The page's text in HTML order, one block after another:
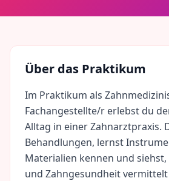
Über das Praktikum
Im Praktikum als
Fachangestellte/r erlebst du
Alltag in einer Zahnarztpraxis.
Behandlungen, lernst
Materialien kennen und
und Zahngesundheit